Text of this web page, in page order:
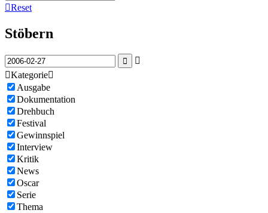
Reset
Stöbern


Kategorie
Ausgabe
Dokumentation
Drehbuch
Festival
Gewinnspiel
Interview
Kritik
News
Oscar
Serie
Thema